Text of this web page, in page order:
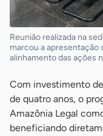
Reunião realizada na
marcou a apresentação
alinhamento das ações
Com investimento
de quatro anos, o
Amazônia Legal
beneficiando